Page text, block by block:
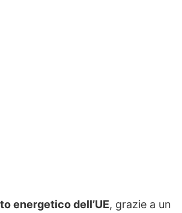
energetico dell’UE, grazie a un